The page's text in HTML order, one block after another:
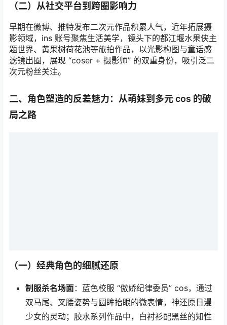
（二）从社交平台到跨圈影响力
早期在微博、推特发布二次元作品积累人气，近年拓展摄
影领域，ins 账号聚焦生活美学，镜头下的都江堰水果侠主
题世界、黄果树荷花池等旅拍作品，以光影构图与童话感
滤镜出圈，展现 “coser + 摄影师” 的双重身份，吸引泛二
次元粉丝关注。
二、角色塑造的反差魅力：从萌妹到多元 cos 的破
局之路
（一）经典角色的细腻还原
制服杀名场面：蓝色校服 “傲娇纪律委员” cos，通过
双马尾、叉腰姿势与圆眸抬眼的微表情，神还原日漫
少女的灵动；胶水系列作品中，白衬衫配黑丝的知性